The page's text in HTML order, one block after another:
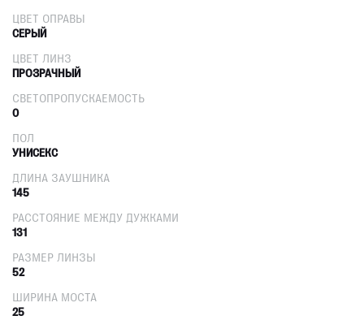
ЦВЕТ ОПРАВЫ
СЕРЫЙ
ЦВЕТ ЛИНЗ
ПРОЗРАЧНЫЙ
СВЕТОПРОПУСКАЕМОСТЬ
0
ПОЛ
УНИСЕКС
ДЛИНА ЗАУШНИКА
145
РАССТОЯНИЕ МЕЖДУ ДУЖКАМИ
131
РАЗМЕР ЛИНЗЫ
52
ШИРИНА МОСТА
25